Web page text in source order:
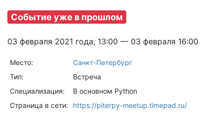
Событие уже в прошлом
03 февраля 2021 года, 13:00 — 03 февраля 16:00
Место:
Санкт-Петербург
Тип:
Встреча
Специализация:
В основном Python
Страница в сети:
https://piterpy-meetup.timepad.ru/